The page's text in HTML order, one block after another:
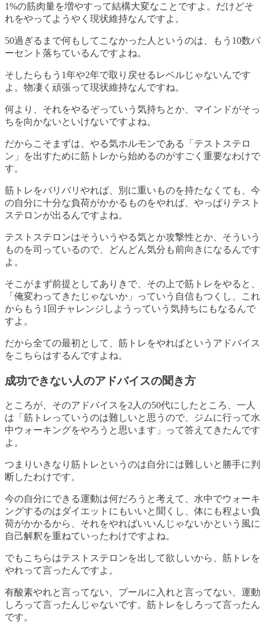
1%の筋肉量を増やすって結構大変なことですよ。だけどそ
れをやってようやく現状維持なんですよ。
50過ぎるまで何もしてこなかった人というのは、もう10数パ
ーセント落ちているんですよね。
そしたらもう1年や2年で取り戻せるレベルじゃないんです
よ。物凄く頑張って現状維持なんですね。
何より、それをやるぞっていう気持ちとか、マインドがそっ
ちを向かないといけないですよね。
だからこそまずは、やる気ホルモンである「テストステロ
ン」を出すために筋トレから始めるのがすごく重要なわけで
す。
筋トレをバリバリやれば、別に重いものを持たなくても、今
の自分に十分な負荷がかかるものをやれば、やっぱりテスト
ステロンが出るんですよね。
テストステロンはそういうやる気とか攻撃性とか、そういう
ものを司っているので、どんどん気分も前向きになるんです
よ。
そこがまず前提としてありきで、その上で筋トレをやると、
「俺変わってきたじゃないか」っていう自信もつくし、これ
からもう1回チャレンジしようっていう気持ちにもなるんで
すよ。
だから全ての最初として、筋トレをやればというアドバイス
をこちらはするんですよね。
成功できない人のアドバイスの聞き方
ところが、そのアドバイスを2人の50代にしたところ、一人
は「筋トレっていうのは難しいと思うので、ジムに行って水
中ウォーキングをやろうと思います」って答えてきたんです
よ。
つまり いきなり筋トレというのは自分には難しいと勝手に判
断したわけです。
今の自分にできる運動は何だろうと考えて、水中でウォーキ
ングするのはダイエットにもいいと聞くし、体にも程よい負
荷がかかるから、それをやればいいんじゃないかという風に
自己解釈を重ねていったわけですよね。
でもこちらはテストステロンを出して欲しいから、筋トレを
やれって言ったんですよ。
有酸素やれと言ってない、プールに入れと言ってない、運動
しろって言ったんじゃないです。筋トレをしろって言ったん
です。